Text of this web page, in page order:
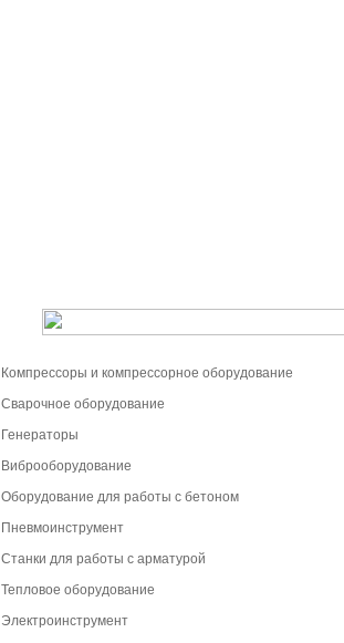
Компрессоры и компрессорное оборудование
Сварочное оборудование
Генераторы
Виброоборудование
Оборудование для работы с бетоном
Пневмоинструмент
Станки для работы с арматурой
Тепловое оборудование
Электроинструмент